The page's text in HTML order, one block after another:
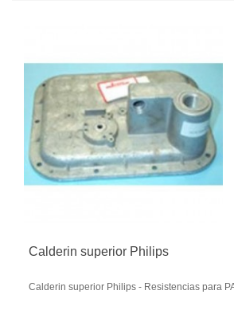
Calderin superior Philips
Calderin superior Philips - Resistencias para